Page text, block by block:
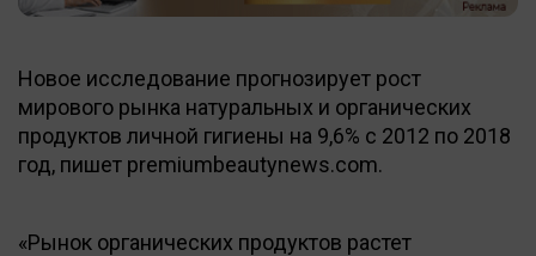
Новое исследование прогнозирует рост
мирового рынка натуральных и органических
продуктов личной гигиены на 9,6% с 2012 по 2018
год, пишет premiumbeautynews.com.
«Рынок органических продуктов растет